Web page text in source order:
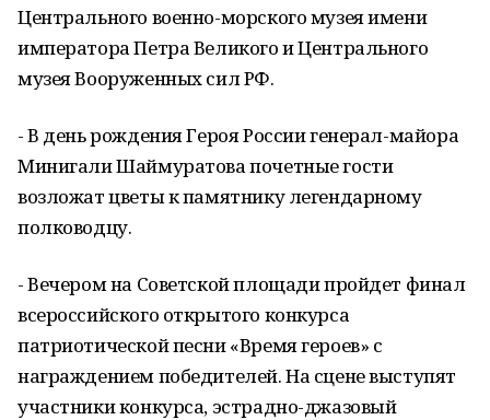
Центрального военно-морского музея имени
императора Петра Великого и Центрального
музея Вооруженных сил РФ.
- В день рождения Героя России генерал-майора
Минигали Шаймуратова почетные гости
возложат цветы к памятнику легендарному
полководцу.
- Вечером на Советской площади пройдет финал
всероссийского открытого конкурса
патриотической песни «Время героев» с
награждением победителей. На сцене выступят
участники конкурса, эстрадно-джазовый